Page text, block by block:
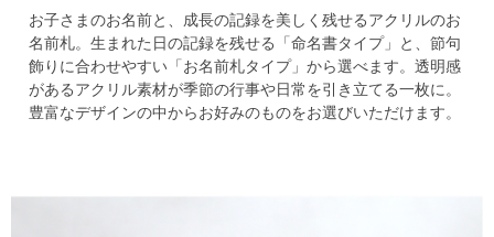
お子さまのお名前と、成長の記録を美しく残せるアクリルのお
名前札。 生まれた日の記録を残せる「命名書タイプ」と、 節句
飾りに合わせやすい「お名前札タイプ」から選べます。 透明感
があるアクリル素材が季節の行事や日常を引き立てる一枚に。
豊富なデザインの中からお好みのものをお選びいただけます。